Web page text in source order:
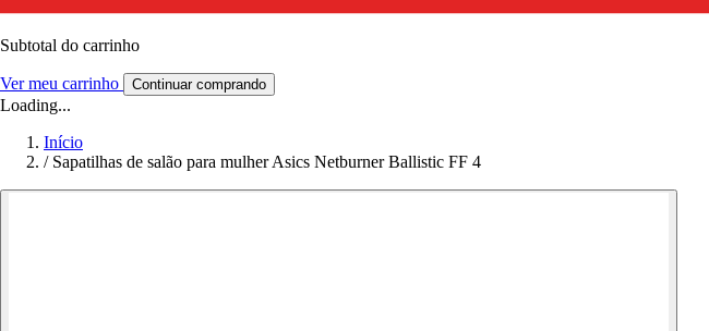
Subtotal do carrinho
Ver meu carrinho Continuar comprando
Loading...
Início
/ Sapatilhas de salão para mulher Asics Netburner Ballistic FF 4